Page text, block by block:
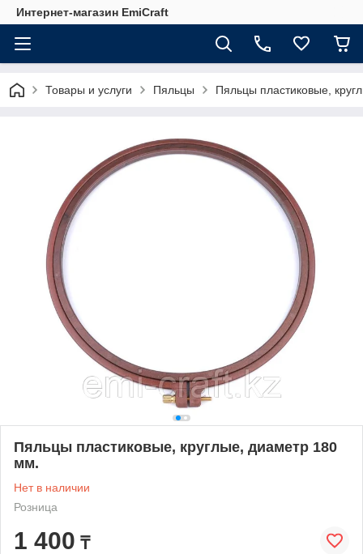
Интернет-магазин EmiCraft
Товары и услуги Пяльцы Пяльцы пластиковые,
Пяльцы пластиковые, круглые, диаметр 180
мм.
Нет в наличии
Розница
1 400 ₸